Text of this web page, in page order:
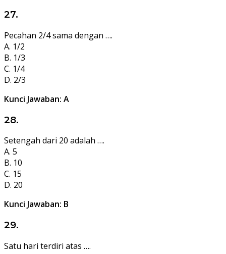
27.
Pecahan 2/4 sama dengan ….
A. 1/2
B. 1/3
C. 1/4
D. 2/3
Kunci Jawaban: A
28.
Setengah dari 20 adalah ….
A. 5
B. 10
C. 15
D. 20
Kunci Jawaban: B
29.
Satu hari terdiri atas ….